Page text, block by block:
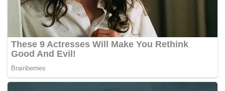
titah baginda.
Baginda bertitah demikian pada Istiadat Pembukaan
Mesyuarat Pertama Penggal Kedua Sidang Dewan
Undangan Negeri (DUN) Pahang Ke-14, di Wisma Sri
Pahang, di Kuantan, hari ini.